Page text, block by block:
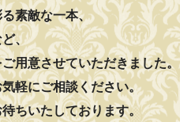
素敵な一本、
、
用意させていただきました。
軽にご相談ください。
ちいたしております。